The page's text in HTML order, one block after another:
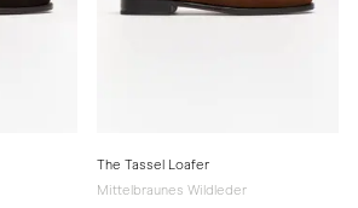
The Tassel Loafer
Mittelbraunes Wildleder